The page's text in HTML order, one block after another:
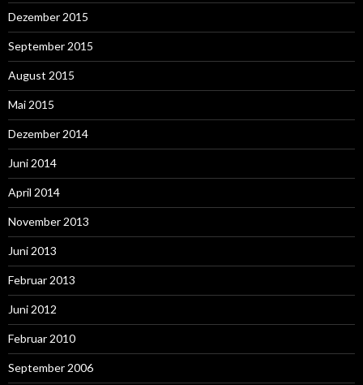
Dezember 2015
September 2015
August 2015
Mai 2015
Dezember 2014
Juni 2014
April 2014
November 2013
Juni 2013
Februar 2013
Juni 2012
Februar 2010
September 2006